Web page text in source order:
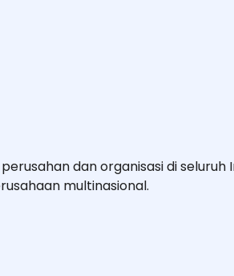
dan organisasi di
multinasional.